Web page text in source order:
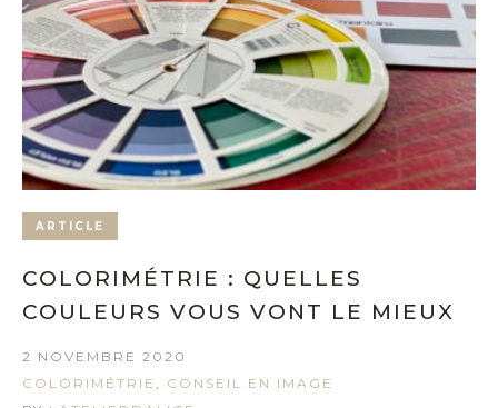
ARTICLE
COLORIMÉTRIE : QUELLES
COULEURS VOUS VONT LE MIEUX
2 NOVEMBRE 2020
COLORIMÉTRIE
CONSEIL EN IMAGE